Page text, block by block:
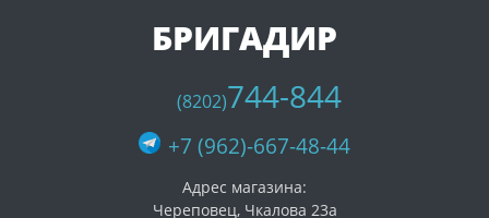
БРИГАДИР
(8202)744-844
+7 (962)-667-48-44
Адрес магазина:
Череповец, Чкалова 23а